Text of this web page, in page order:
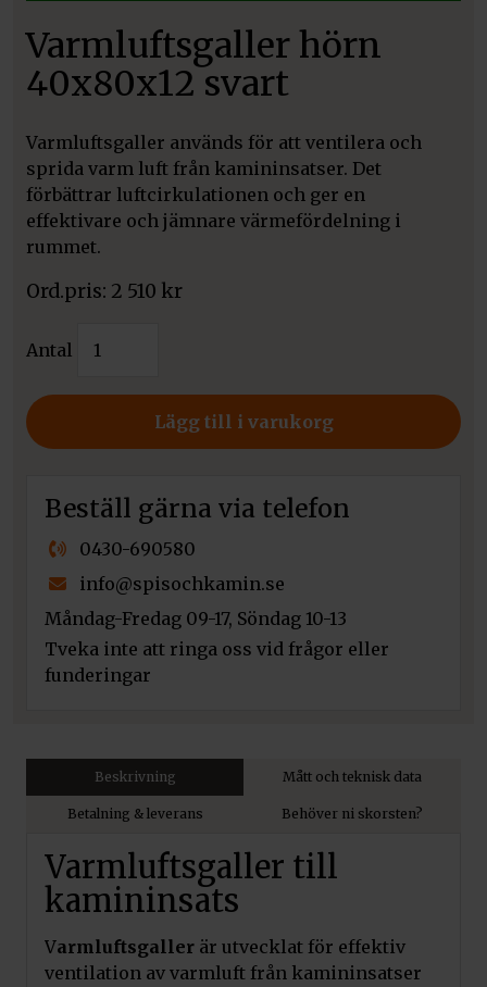
Varmluftsgaller hörn
40x80x12 svart
Varmluftsgaller används för att ventilera och
sprida varm luft från kamininsatser. Det
förbättrar luftcirkulationen och ger en
effektivare och jämnare värmefördelning i
rummet.
2 510 kr
Antal
hörn
Lägg till i varukorg
Beställ gärna via telefon
0430-690580
info@spisochkamin.se
Måndag-Fredag 09-17, Söndag 10-13
Tveka inte att ringa oss vid frågor eller
funderingar
Beskrivning Mått och teknisk data
Betalning & leverans Behöver ni skorsten?
Varmluftsgaller till
kamininsats
Varmluftsgaller är utvecklat för effektiv
ventilation av varmluft från kamininsatser